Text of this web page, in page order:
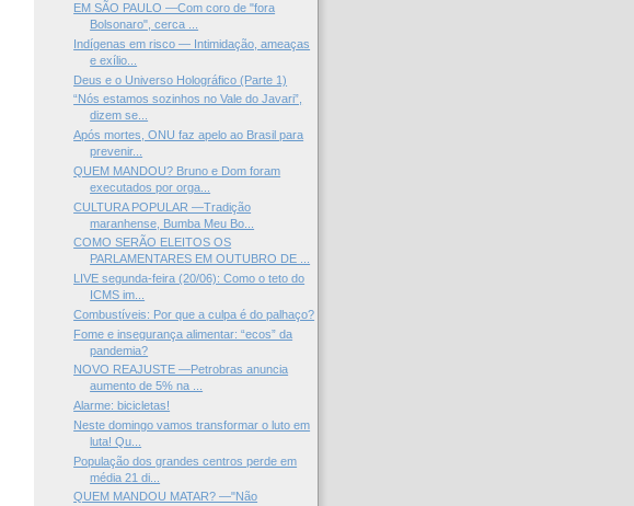
EM SÃO PAULO —Com coro de "fora
Bolsonaro", cerca ...
Indígenas em risco — Intimidação, ameaças
e exílio...
Deus e o Universo Holográfico (Parte 1)
“Nós estamos sozinhos no Vale do Javari”,
dizem se...
Após mortes, ONU faz apelo ao Brasil para
prevenir...
QUEM MANDOU? Bruno e Dom foram
executados por orga...
CULTURA POPULAR —Tradição
maranhense, Bumba Meu Bo...
COMO SERÃO ELEITOS OS
PARLAMENTARES EM OUTUBRO DE ...
LIVE segunda-feira (20/06): Como o teto do
ICMS im...
Combustíveis: Por que a culpa é do palhaço?
Fome e insegurança alimentar: “ecos” da
pandemia?
NOVO REAJUSTE —Petrobras anuncia
aumento de 5% na ...
Alarme: bicicletas!
Neste domingo vamos transformar o luto em
luta! Qu...
População dos grandes centros perde em
média 21 di...
QUEM MANDOU MATAR? —"Não